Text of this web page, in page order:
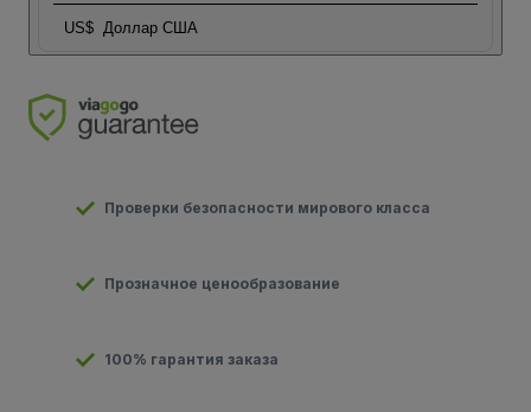
US$ Доллар США
Проверки безопасности мирового класса
Прозначное ценообразование
100% гарантия заказа